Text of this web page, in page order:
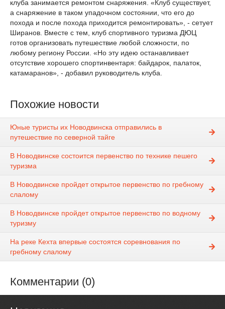
клуба занимается ремонтом снаряжения. «Клуб существует,
а снаряжение в таком упадочном состоянии, что его до
похода и после похода приходится ремонтировать», - сетует
Ширанов. Вместе с тем, клуб спортивного туризма ДЮЦ
готов организовать путешествие любой сложности, по
любому региону России. «Но эту идею останавливает
отсутствие хорошего спортинвентаря: байдарок, палаток,
катамаранов», - добавил руководитель клуба.
Похожие новости
Юные туристы их Новодвинска отправились в
путешествие по северной тайге
В Новодвинске состоится первенство по технике пешего
туризма
В Новодвинске пройдет открытое первенство по гребному
слалому
В Новодвинске пройдет открытое первенство по водному
туризму
На реке Кехта впервые состоятся соревнования по
гребному слалому
Комментарии (0)